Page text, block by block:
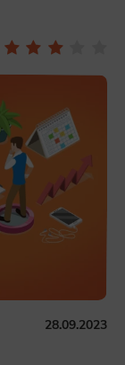
28.09.2023